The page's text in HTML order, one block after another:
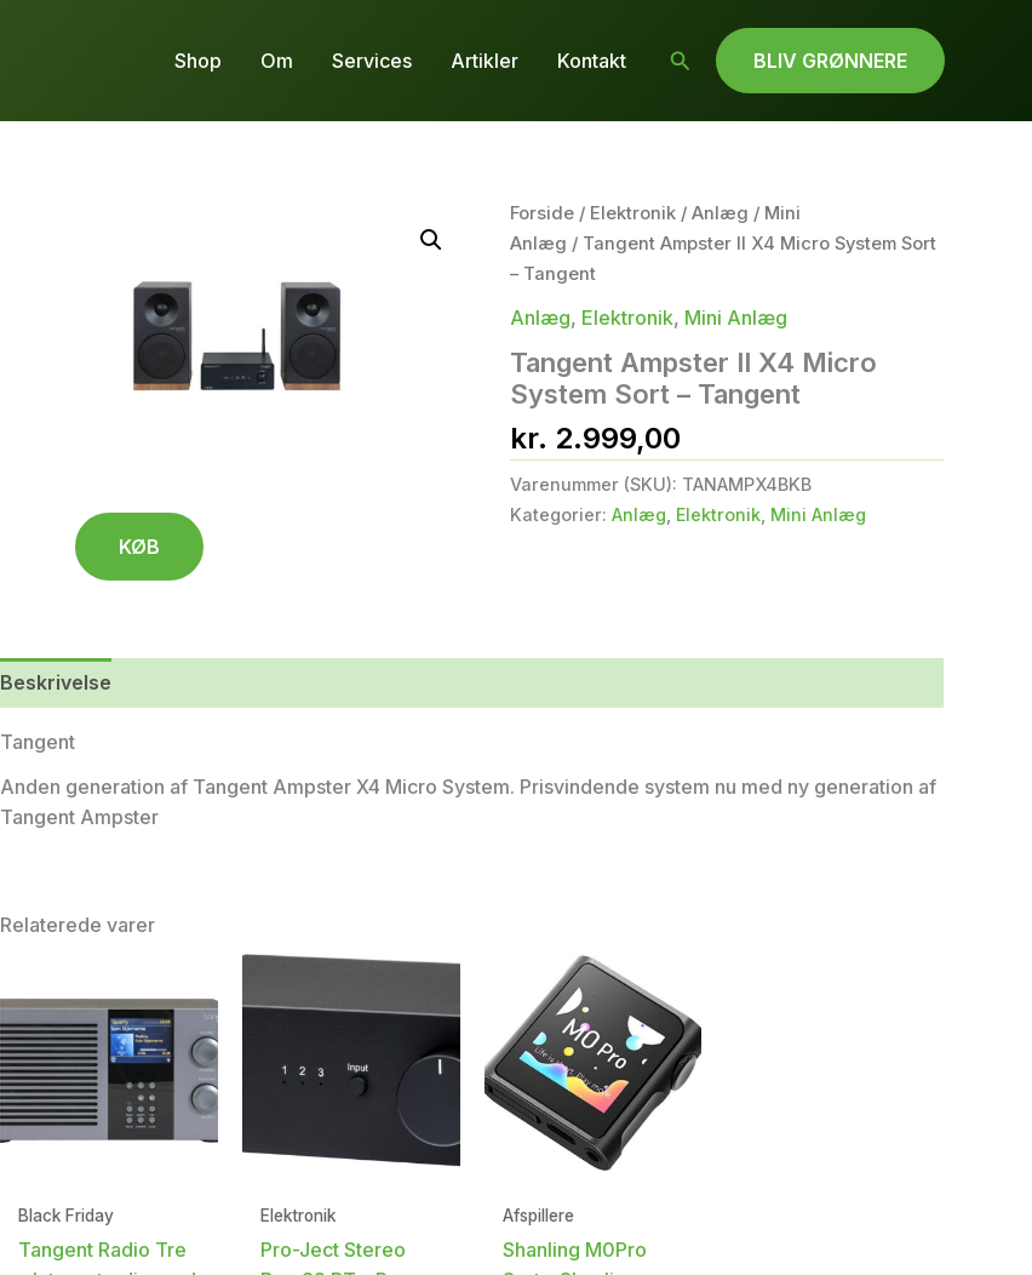
Shop Om Services Artikler Kontakt Søg BLIV GRØNNERE
Forside/ Elektronik/ Anlæg / Mini
Anlæg / Tangent Ampster II X4 Micro System Sort
– Tangent
Anlæg, Elektronik, Mini Anlæg
Tangent Ampster II X4 Micro
System Sort – Tangent
kr. 2.999,00
Varenummer (SKU): TANAMPX4BKB
Kategorier: Anlæg Elektronik, Mini Anlæg
KØB
Beskrivelse
Tangent
Anden generation af Tangent Ampster X4 Micro System. Prisvindende system nu med ny generation af
Tangent Ampster
Relaterede varer
Black Friday
Tangent Radio Tre
Elektronik
Pro-Ject Stereo
Afspillere
Shanling M0Pro